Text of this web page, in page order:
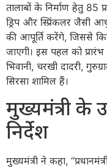
तालाबों के निर्माण हेतु 85
ड्रिप और स्प्रिंकलर जैसी
की आपूर्ति करेंगे, जिससे
जाएगी। इस पहल को
भिवानी, चरखी दादरी,
सिरसा शामिल हैं।
मुख्यमंत्री के
निर्देश
मुख्यमंत्री ने कहा,